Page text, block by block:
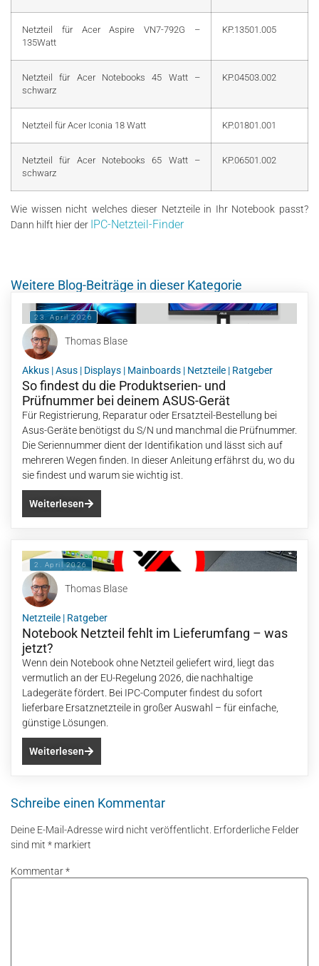
Netzteil für Acer Aspire VN7-792G –
135Watt
KP.13501.005
Netzteil für Acer Notebooks 45 Watt –
schwarz
KP.04503.002
Netzteil für Acer Iconia 18 Watt KP.01801.001
Netzteil für Acer Notebooks 65 Watt –
schwarz
KP.06501.002
Wie wissen nicht welches dieser Netzteile in Ihr Notebook passt?
Dann hilft hier der IPC-Netzteil-Finder
Weitere Blog-Beiträge in dieser Kategorie
23. April 2026
Thomas Blase
Akkus |Asus | Displays | Mainboards | Netzteile | Ratgeber
So findest du die Produktserien- und
Prüfnummer bei deinem ASUS-Gerät
Für Registrierung, Reparatur oder Ersatzteil-Bestellung bei
Asus-Geräte benötigst du S/N und manchmal die Prüfnummer.
Die Seriennummer dient der Identifikation und lässt sich auf
mehreren Wegen finden. In dieser Anleitung erfährst du, wo du
sie findest und warum sie wichtig ist.
Weiterlesen
2. April 2026
Thomas Blase
Netzteile | Ratgeber
Notebook Netzteil fehlt im Lieferumfang – was
jetzt?
Wenn dein Notebook ohne Netzteil geliefert wird, liegt das
vermutlich an der EU-Regelung 2026, die nachhaltige
Ladegeräte fördert. Bei IPC-Computer findest du sofort
lieferbare Ersatznetzteile in großer Auswahl – für einfache,
günstige Lösungen.
Weiterlesen
Schreibe einen Kommentar
Deine E-Mail-Adresse wird nicht veröffentlicht. Erforderliche Felder
sind mit * markiert
Kommentar*